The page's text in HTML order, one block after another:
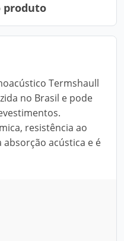
produto
Termshaull
no Brasil e pode
resistência ao
acústica e é